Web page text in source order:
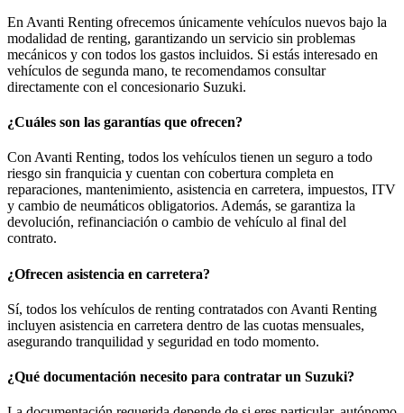
En Avanti Renting ofrecemos únicamente vehículos nuevos bajo la
modalidad de renting, garantizando un servicio sin problemas
mecánicos y con todos los gastos incluidos. Si estás interesado en
vehículos de segunda mano, te recomendamos consultar
directamente con el concesionario Suzuki.
¿Cuáles son las garantías que ofrecen?
Con Avanti Renting, todos los vehículos tienen un seguro a todo
riesgo sin franquicia y cuentan con cobertura completa en
reparaciones, mantenimiento, asistencia en carretera, impuestos, ITV
y cambio de neumáticos obligatorios. Además, se garantiza la
devolución, refinanciación o cambio de vehículo al final del
contrato.
¿Ofrecen asistencia en carretera?
Sí, todos los vehículos de renting contratados con Avanti Renting
incluyen asistencia en carretera dentro de las cuotas mensuales,
asegurando tranquilidad y seguridad en todo momento.
¿Qué documentación necesito para contratar un Suzuki?